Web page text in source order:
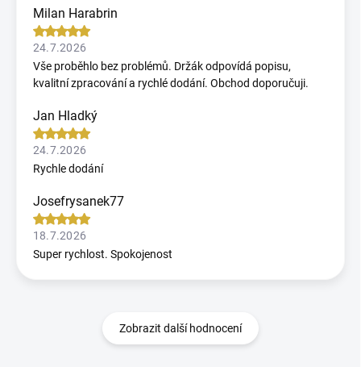
Milan Harabrin
24.7.2026
Vše proběhlo bez problémů. Držák odpovídá popisu,
kvalitní zpracování a rychlé dodání. Obchod doporučuji.
Jan Hladký
24.7.2026
Rychle dodání
Josefrysanek77
18.7.2026
Super rychlost. Spokojenost
Zobrazit další hodnocení